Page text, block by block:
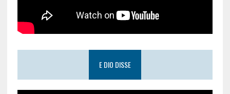
E DIO DISSE